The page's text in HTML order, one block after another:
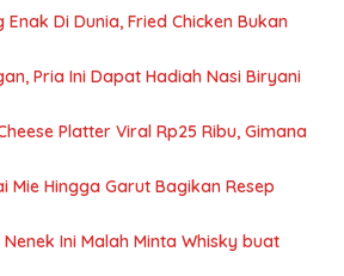
Di Dunia, Fried Chicken Bukan
Pria Ini Dapat Hadiah Nasi Biryani
Platter Viral Rp25 Ribu, Gimana
Mie Hingga Garut Bagikan Resep
Ini Malah Minta Whisky buat